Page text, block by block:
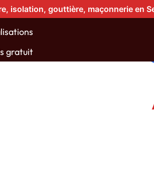
isolation, gouttière, maçonnerie en
gratuit
à